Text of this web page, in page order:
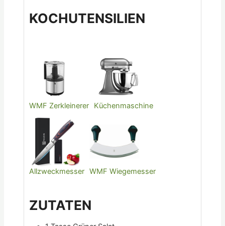
KOCHUTENSILIEN
WMF Zerkleinerer Küchenmaschine
Allzweckmesser WMF Wiegemesser
ZUTATEN